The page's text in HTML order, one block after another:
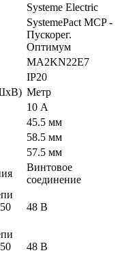
Systeme Electric
SystemePact MCP -
Пускорег.
Оптимум
MA2KN22E7
IP20
Метр
10 А
45.5 мм
58.5 мм
57.5 мм
Винтовое
соединение
48 В
48 В